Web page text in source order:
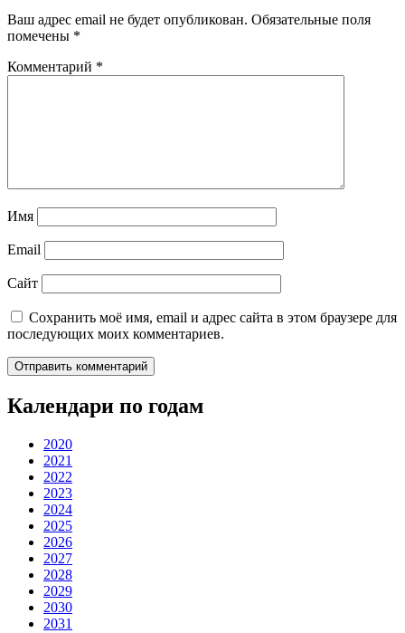
Ваш адрес email не будет опубликован. Обязательные поля
помечены *
Комментарий *
Имя
Email
Сайт
Сохранить моё имя, email и адрес сайта в этом браузере для
последующих моих комментариев.
Календари по годам
2020
2021
2022
2023
2024
2025
2026
2027
2028
2029
2030
2031